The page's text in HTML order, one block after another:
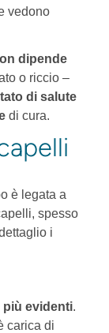
vedono
dipende
o riccio –
di salute
di cura.
è legata a
spesso
i
più evidenti.
carica di